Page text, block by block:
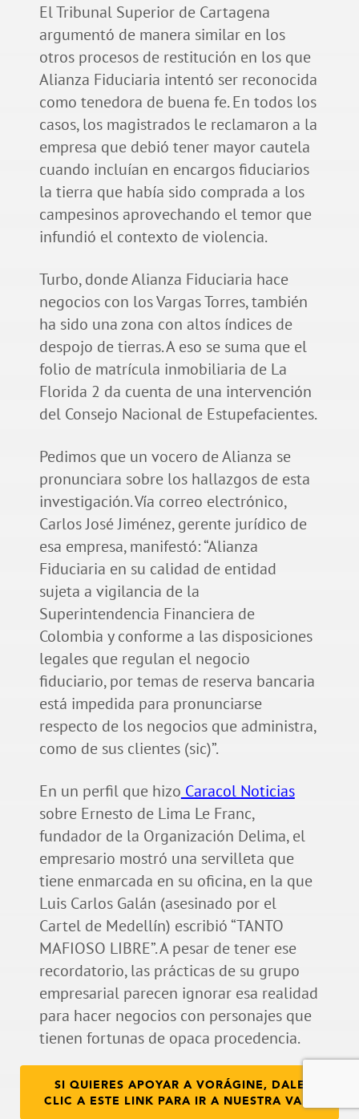
El Tribunal Superior de Cartagena
argumentó de manera similar en los
otros procesos de restitución en los que
Alianza Fiduciaria intentó ser reconocida
como tenedora de buena fe. En todos los
casos, los magistrados le reclamaron a la
empresa que debió tener mayor cautela
cuando incluían en encargos fiduciarios
la tierra que había sido comprada a los
campesinos aprovechando el temor que
infundió el contexto de violencia.
Turbo, donde Alianza Fiduciaria hace
negocios con los Vargas Torres, también
ha sido una zona con altos índices de
despojo de tierras. A eso se suma que el
folio de matrícula inmobiliaria de La
Florida 2 da cuenta de una intervención
del Consejo Nacional de Estupefacientes.
Pedimos que un vocero de Alianza se
pronunciara sobre los hallazgos de esta
investigación. Vía correo electrónico,
Carlos José Jiménez, gerente jurídico de
esa empresa, manifestó: “Alianza
Fiduciaria en su calidad de entidad
sujeta a vigilancia de la
Superintendencia Financiera de
Colombia y conforme a las disposiciones
legales que regulan el negocio
fiduciario, por temas de reserva bancaria
está impedida para pronunciarse
respecto de los negocios que administra,
como de sus clientes (sic)”.
En un perfil que hizo Caracol Noticias
sobre Ernesto de Lima Le Franc,
fundador de la Organización Delima, el
empresario mostró una servilleta que
tiene enmarcada en su oficina, en la que
Luis Carlos Galán (asesinado por el
Cartel de Medellín) escribió “TANTO
MAFIOSO LIBRE”. A pesar de tener ese
recordatorio, las prácticas de su grupo
empresarial parecen ignorar esa realidad
para hacer negocios con personajes que
tienen fortunas de opaca procedencia.
SI QUIERES APOYAR A VORÁGINE, DALE
CLIC A ESTE LINK PARA IR A NUESTRA VAKI